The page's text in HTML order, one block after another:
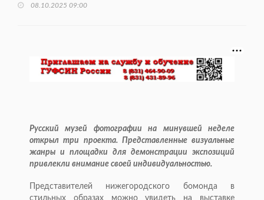
08.10.2025 09:00
Русский музей фотографии на минувшей неделе
открыл три проекта. Представленные визуальные
жанры и площадки для демонстрации экспозиций
привлекли внимание своей индивидуальностью.
Представителей нижегородского бомонда в